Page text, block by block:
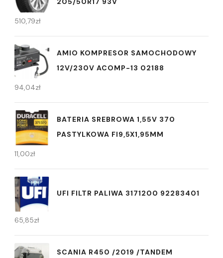
510,79zł
AMIO KOMPRESOR SAMOCHODOWY
12V/230V ACOMP-13 02188
94,04zł
BATERIA SREBROWA 1,55V 370
PASTYLKOWA FI9,5X1,95MM
11,00zł
UFI FILTR PALIWA 3171200 92283401
65,85zł
SCANIA R450 /2019 /TANDEM